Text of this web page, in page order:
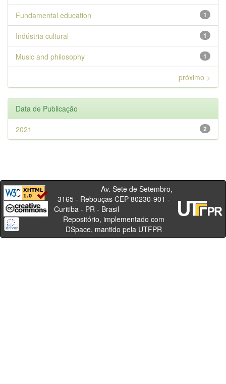
1
Fundamental education
1
Indústria cultural
1
Music and philosophy
próximo >
Data de Publicação
2
2021
Av. Sete de Setembro,
3165 - Rebouças CEP 80230-901 -
Curitiba - PR - Brasil
Repositório, implementado com
DSpace, mantido pela UTFPR